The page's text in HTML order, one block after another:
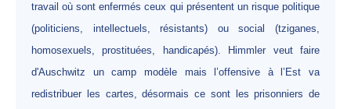
travail où sont enfermés ceux qui présentent un risque politique
(politiciens, intellectuels, résistants) ou social (tziganes,
homosexuels, prostituées, handicapés). Himmler veut faire
d'Auschwitz un camp modèle mais l’offensive à l’Est va
redistribuer les cartes, désormais ce sont les prisonniers de